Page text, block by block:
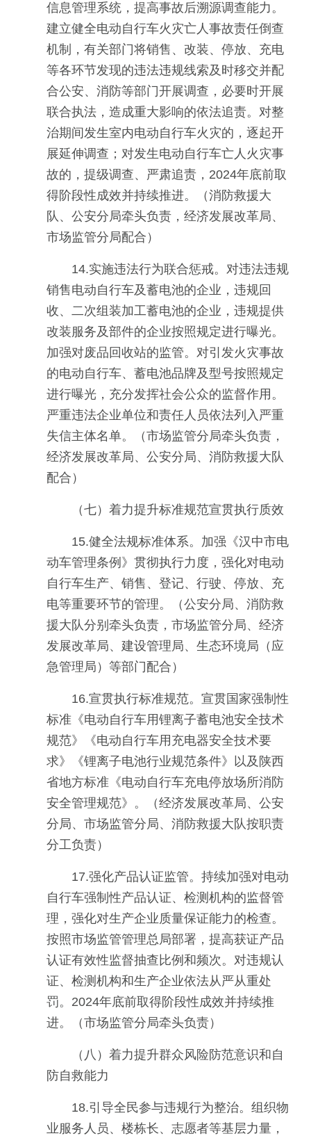
信息管理系统，提高事故后溯源调查能力。
建立健全电动自行车火灾亡人事故责任倒查
机制，有关部门将销售、改装、停放、充电
等各环节发现的违法违规线索及时移交并配
合公安、消防等部门开展调查，必要时开展
联合执法，造成重大影响的依法追责。对整
治期间发生室内电动自行车火灾的，逐起开
展延伸调查；对发生电动自行车亡人火灾事
故的，提级调查、严肃追责，2024年底前取
得阶段性成效并持续推进。（消防救援大
队、公安分局牵头负责，经济发展改革局、
市场监管分局配合）
14.实施违法行为联合惩戒。对违法违规
销售电动自行车及蓄电池的企业，违规回
收、二次组装加工蓄电池的企业，违规提供
改装服务及部件的企业按照规定进行曝光。
加强对废品回收站的监管。对引发火灾事故
的电动自行车、蓄电池品牌及型号按照规定
进行曝光，充分发挥社会公众的监督作用。
严重违法企业单位和责任人员依法列入严重
失信主体名单。（市场监管分局牵头负责，
经济发展改革局、公安分局、消防救援大队
配合）
（七）着力提升标准规范宣贯执行质效
15.健全法规标准体系。加强《汉中市电
动车管理条例》贯彻执行力度，强化对电动
自行车生产、销售、登记、行驶、停放、充
电等重要环节的管理。（公安分局、消防救
援大队分别牵头负责，市场监管分局、经济
发展改革局、建设管理局、生态环境局（应
急管理局）等部门配合）
16.宣贯执行标准规范。宣贯国家强制性
标准《电动自行车用锂离子蓄电池安全技术
规范》《电动自行车用充电器安全技术要
求》《锂离子电池行业规范条件》以及陕西
省地方标准《电动自行车充电停放场所消防
安全管理规范》。（经济发展改革局、公安
分局、市场监管分局、消防救援大队按职责
分工负责）
17.强化产品认证监管。持续加强对电动
自行车强制性产品认证、检测机构的监督管
理，强化对生产企业质量保证能力的检查。
按照市场监管管理总局部署，提高获证产品
认证有效性监督抽查比例和频次。对违规认
证、检测机构和生产企业依法从严从重处
罚。2024年底前取得阶段性成效并持续推
进。（市场监管分局牵头负责）
（八）着力提升群众风险防范意识和自
防自救能力
18.引导全民参与违规行为整治。组织物
业服务人员、楼栋长、志愿者等基层力量，